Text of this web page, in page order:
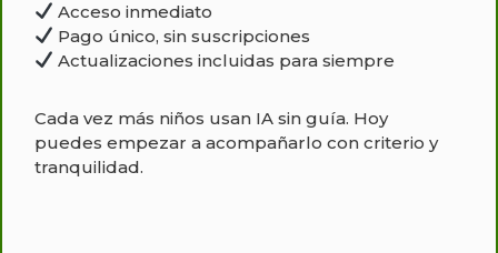
Acceso inmediato
Pago único, sin suscripciones
Actualizaciones incluidas para siempre
Cada vez más niños usan IA sin guía. Hoy
puedes empezar a acompañarlo con criterio y
tranquilidad.